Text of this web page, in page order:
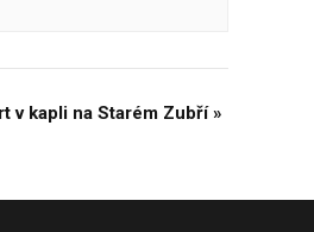
v kapli na Starém Zubří»